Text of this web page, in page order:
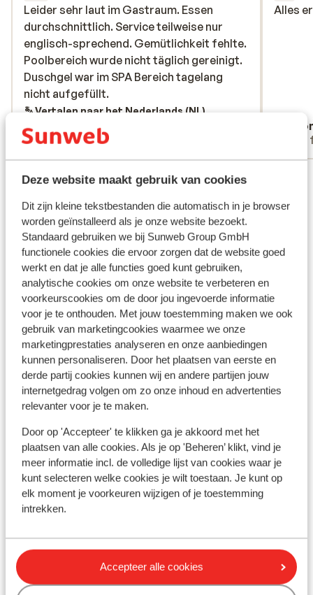
Deze website maakt gebruik van cookies
Dit zijn kleine tekstbestanden die automatisch in je browser
worden geïnstalleerd als je onze website bezoekt.
Standaard gebruiken we bij Sunweb Group GmbH
functionele cookies die ervoor zorgen dat de website goed
werkt en dat je alle functies goed kunt gebruiken,
analytische cookies om onze website te verbeteren en
voorkeurscookies om de door jou ingevoerde informatie
voor je te onthouden. Met jouw toestemming maken we ook
gebruik van marketingcookies waarmee we onze
marketingprestaties analyseren en onze aanbiedingen
kunnen personaliseren. Door het plaatsen van eerste en
derde partij cookies kunnen wij en andere partijen jouw
internetgedrag volgen om zo onze inhoud en advertenties
relevanter voor je te maken.
Door op 'Accepteer' te klikken ga je akkoord met het
plaatsen van alle cookies. Als je op 'Beheren’ klikt, vind je
meer informatie incl. de volledige lijst van cookies waar je
kunt selecteren welke cookies je wilt toestaan. Je kunt op
elk moment je voorkeuren wijzigen of je toestemming
intrekken.
Accepteer alle cookies
Leider sehr laut im Gastraum. Essen
durchschnittlich. Service teilweise nur
englisch-sprechend. Gemütlichkeit fehlte.
Poolbereich wurde nicht täglich gereinigt.
Duschgel war im SPA Bereich tagelang
nicht aufgefüllt.
Leider sehr laut im Gastraum. Essen
durchschnittlich. Service teilweise nur
englisch-sprechend. Gemütlichkeit fehlte.
Poolbereich wurde nicht täglich gereinigt.
Duschgel war im SPA Bereich tagelang
nicht aufgefüllt.
Vertalen naar het Nederlands (NL)
Christopher
Met familie
Alles
Alles
Bekijk alle 8 ervaringen
Skipas, -les en verhuur
Skipas
Andere accommodaties in 2 Länder
Skiarena
VAYA Nauders
Hotel Regina
Appartement Kristall
Hotel Alpen Comfort Hotel Central
Hotel Gasthof Kristall
Hotel Post